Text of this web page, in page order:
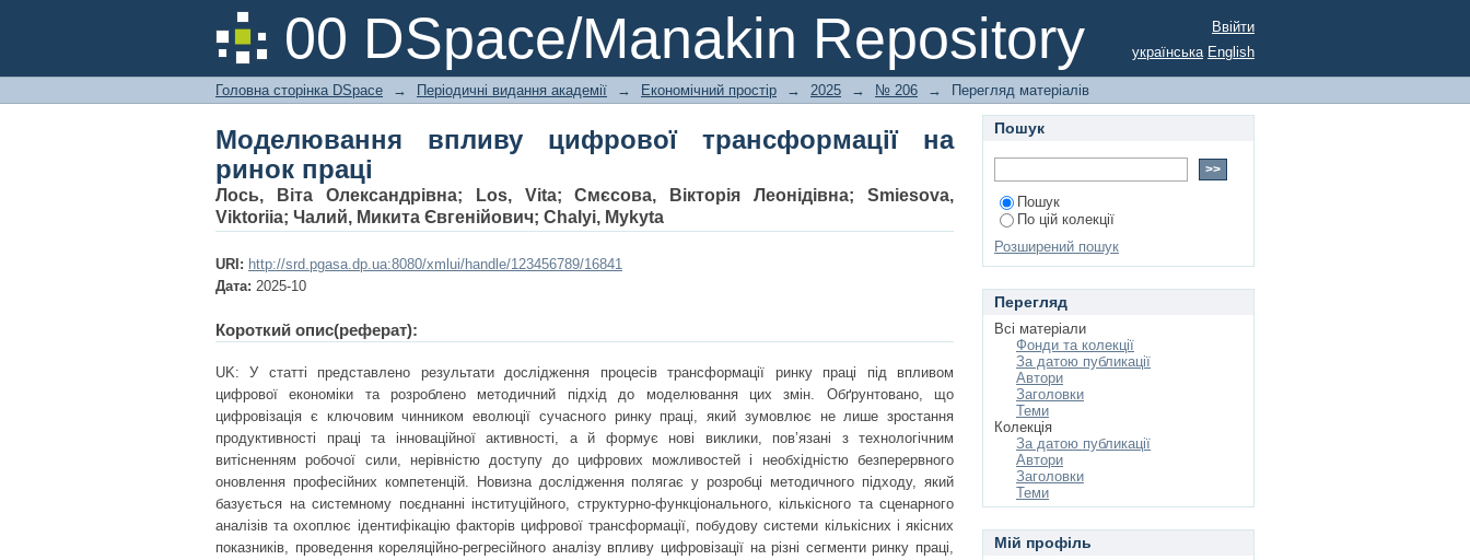
00 DSpace/Manakin Repository
Моделювання впливу цифрової трансформації на ринок праці
Ввійти
українська English
Головна сторінка DSpace → Періодичні видання академії → Економічний простір → 2025 → № 206 → Перегляд матеріалів
Моделювання впливу цифрової трансформації на
ринок праці
Лось, Віта Олександрівна; Los, Vita;Смєсова, Вікторія Леонідівна; Smiesova,
Viktoriia; Чалий, Микита Євгенійович; Chalyi, Mykyta
URI: http://srd.pgasa.dp.ua:8080/xmlui/handle/123456789/16841
Дата: 2025-10
Короткий опис(реферат):
UK: У статті представлено результати дослідження процесів трансформації ринку праці під впливом
цифрової економіки та розроблено методичний підхід до моделювання цих змін. Обґрунтовано, що
цифровізація є ключовим чинником еволюції сучасного ринку праці, який зумовлює не лише зростання
продуктивності праці та інноваційної активності, а й формує нові виклики, пов’язані з технологічним
витісненням робочої сили, нерівністю доступу до цифрових можливостей і необхідністю безперервного
оновлення професійних компетенцій. Новизна дослідження полягає у розробці методичного підходу, який
базується на системному поєднанні інституційного, структурно-функціонального, кількісного та сценарного
аналізів та охоплює ідентифікацію факторів цифрової трансформації, побудову системи кількісних і якісних
показників, проведення кореляційно-регресійного аналізу впливу цифровізації на різні сегменти ринку праці,
Пошук
Пошук
По цій колекції
Розширений пошук
Перегляд
Всі матеріали
Фонди та колекції
За датою публикації
Автори
Заголовки
Теми
Колекція
За датою публикації
Автори
Заголовки
Теми
Мій профіль